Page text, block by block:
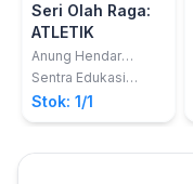
Seri Olah Raga:
ATLETIK
Anung Hendar
Isnanto
Sentra Edukasi
Media
Stok: 1/1